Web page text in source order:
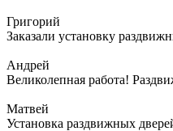
Григорий
Заказали установку
Андрей
Великолепная работа!
Матвей
Установка раздвижных